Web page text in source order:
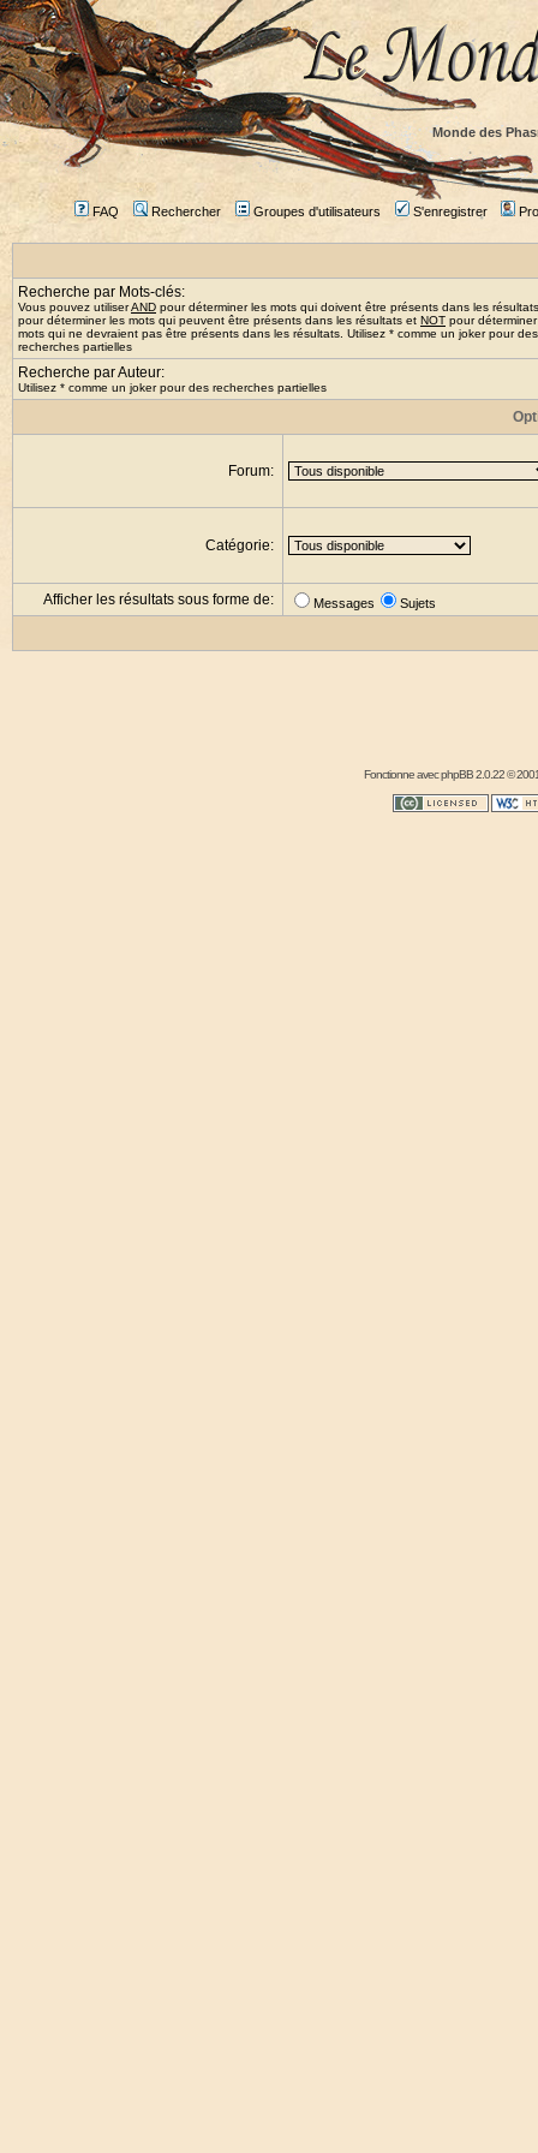
Monde des
FAQ Rechercher Groupes d'utilisateurs S'enregistrer
Recherche par Mots-clés:
Vous pouvez utiliserAND pour déterminer les mots qui doivent être présents dans les
pour déterminer les mots qui peuvent être présents dans les résultats et NOT pour
mots qui ne devraient pas être présents dans les résultats. Utilisez * comme un joker pour des
recherches partielles
Recherche par Auteur:
Utilisez * comme un joker pour des recherches partielles
Forum:
Catégorie:
Afficher les résultats sous forme de: Messages Sujets
Fonctionne avecphpBB2.0.22 ©